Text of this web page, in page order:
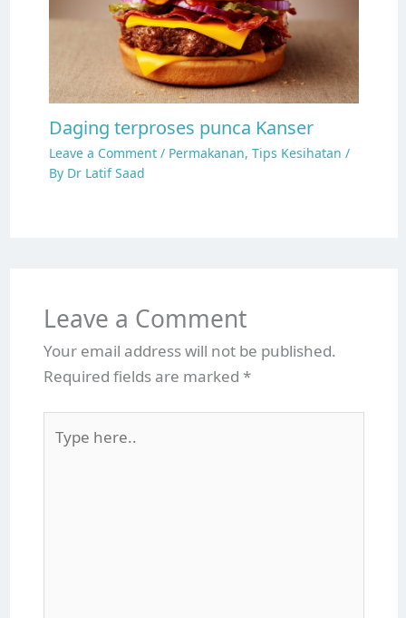
Daging terproses punca Kanser
Leave a Comment / Permakanan, Tips Kesihatan /
By Dr Latif Saad
Leave a Comment
Your email address will not be published.
Required fields are marked *
here..